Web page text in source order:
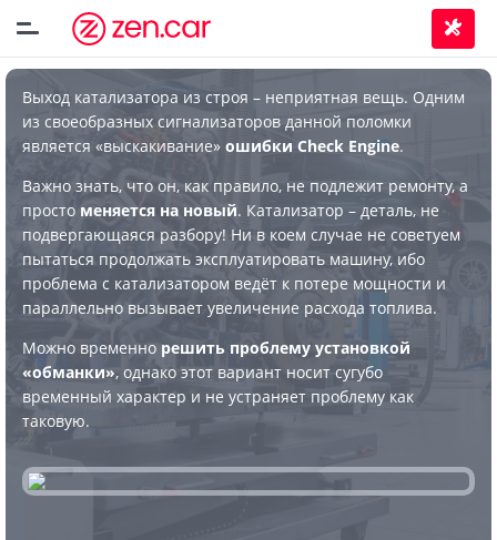
Выход катализатора из строя – неприятная вещь. Одним
из своеобразных сигнализаторов данной поломки
является «выскакивание» ошибки Check Engine.
Важно знать, что он, как правило, не подлежит ремонту, а
просто меняется на новый. Катализатор – деталь, не
подвергающаяся разбору! Ни в коем случае не советуем
пытаться продолжать эксплуатировать машину, ибо
проблема с катализатором ведёт к потере мощности и
параллельно вызывает увеличение расхода топлива.
Можно временно решить проблему установкой
«обманки», однако этот вариант носит сугубо
временный характер и не устраняет проблему как
таковую.